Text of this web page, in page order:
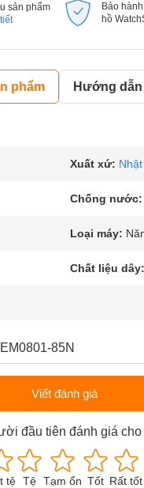
sản phẩm
Bảo hành
hồ
phẩm Hướng
Xuất xứ: Nhật
Chống nước:
Loại máy:
Chất liệu dây:
85N
Viết đánh giá
đầu tiên đánh giá cho
tệ Tệ Tạm ổn Tốt Rất tốt